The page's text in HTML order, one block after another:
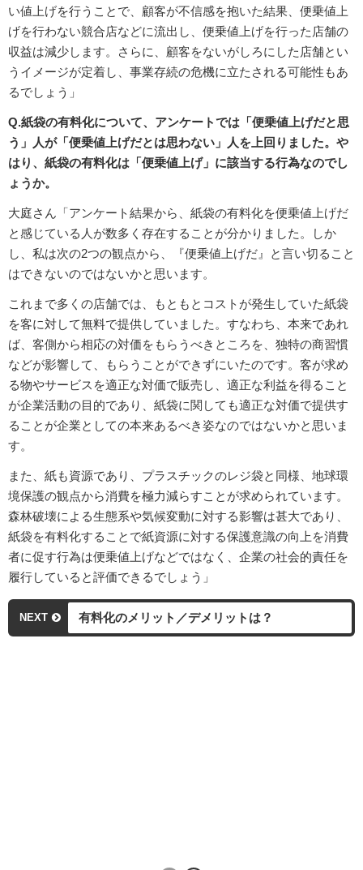
い値上げを行うことで、顧客が不信感を抱いた結果、便乗値上
げを行わない競合店などに流出し、便乗値上げを行った店舗の
収益は減少します。さらに、顧客をないがしろにした店舗とい
うイメージが定着し、事業存続の危機に立たされる可能性もあ
るでしょう」
Q.紙袋の有料化について、アンケートでは「便乗値上げだと思
う」人が「便乗値上げだとは思わない」人を上回りました。や
はり、紙袋の有料化は「便乗値上げ」に該当する行為なのでし
ょうか。
大庭さん「アンケート結果から、紙袋の有料化を便乗値上げだ
と感じている人が数多く存在することが分かりました。しか
し、私は次の2つの観点から、『便乗値上げだ』と言い切ること
はできないのではないかと思います。
これまで多くの店舗では、もともとコストが発生していた紙袋
を客に対して無料で提供していました。すなわち、本来であれ
ば、客側から相応の対価をもらうべきところを、独特の商習慣
などが影響して、もらうことができずにいたのです。客が求め
る物やサービスを適正な対価で販売し、適正な利益を得ること
が企業活動の目的であり、紙袋に関しても適正な対価で提供す
ることが企業としての本来あるべき姿なのではないかと思いま
す。
また、紙も資源であり、プラスチックのレジ袋と同様、地球環
境保護の観点から消費を極力減らすことが求められています。
森林破壊による生態系や気候変動に対する影響は甚大であり、
紙袋を有料化することで紙資源に対する保護意識の向上を消費
者に促す行為は便乗値上げなどではなく、企業の社会的責任を
履行していると評価できるでしょう」
NEXT 有料化のメリット／デメリットは？